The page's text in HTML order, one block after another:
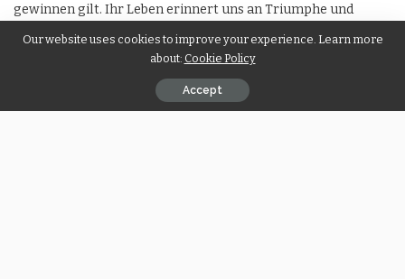
gewinnen gilt. Ihr Leben erinnert uns an Triumphe und
Misserfolge und führt uns in eine bessere Zukunft. Das
Studium historischer Persönlichkeiten hilft uns zu
Our website uses cookies to improve your experience. Learn more
about: Cookie Policy
Accept